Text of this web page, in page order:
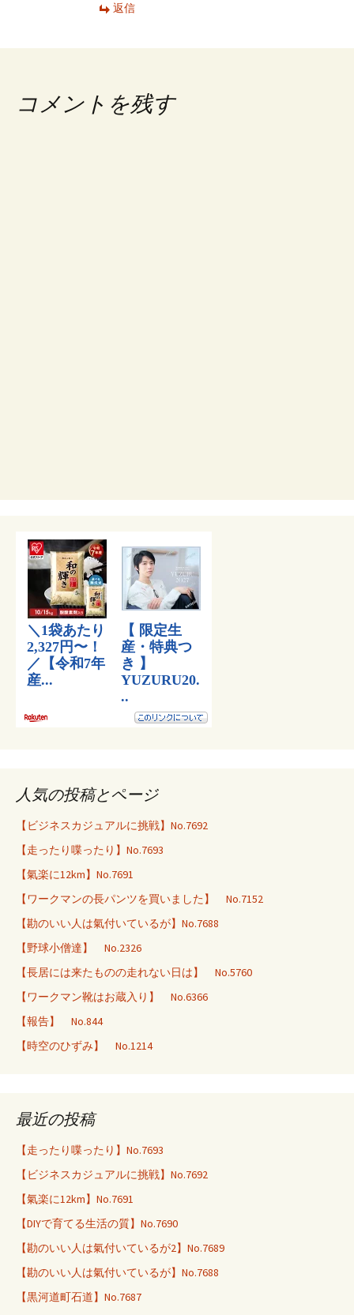
返信
コメントを残す
人気の投稿とページ
【ビジネスカジュアルに挑戦】No.7692
【走ったり喋ったり】No.7693
【氣楽に12km】No.7691
【ワークマンの長パンツを買いました】 No.7152
【勘のいい人は氣付いているが】No.7688
【野球小僧達】 No.2326
【長居には来たものの走れない日は】 No.5760
【ワークマン靴はお蔵入り】 No.6366
【報告】 No.844
【時空のひずみ】 No.1214
最近の投稿
【走ったり喋ったり】No.7693
【ビジネスカジュアルに挑戦】No.7692
【氣楽に12km】No.7691
【DIYで育てる生活の質】No.7690
【勘のいい人は氣付いているが2】No.7689
【勘のいい人は氣付いているが】No.7688
【黒河道町石道】No.7687